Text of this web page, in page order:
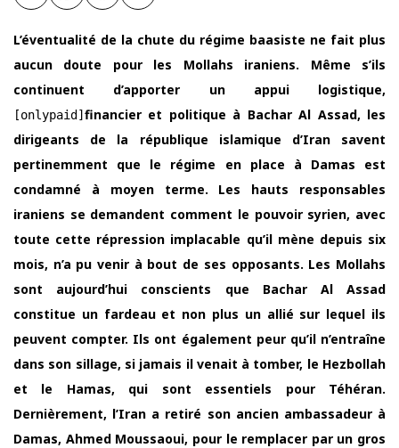
L’éventualité de la chute du régime baasiste ne fait plus
aucun doute pour les Mollahs iraniens. Même s’ils
continuent d’apporter un appui logistique,
[onlypaid] financier et politique à Bachar Al Assad, les
dirigeants de la république islamique d’Iran savent
pertinemment que le régime en place à Damas est
condamné à moyen terme. Les hauts responsables
iraniens se demandent comment le pouvoir syrien, avec
toute cette répression implacable qu’il mène depuis six
mois, n’a pu venir à bout de ses opposants. Les Mollahs
sont aujourd’hui conscients que Bachar Al Assad
constitue un fardeau et non plus un allié sur lequel ils
peuvent compter. Ils ont également peur qu’il n’entraîne
dans son sillage, si jamais il venait à tomber, le Hezbollah
et le Hamas, qui sont essentiels pour Téhéran.
Dernièrement, l’Iran a retiré son ancien ambassadeur à
Damas, Ahmed Moussaoui, pour le remplacer par un gros